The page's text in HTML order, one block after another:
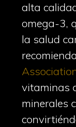
alta
omega-3,
la salud
vitaminas
minerales